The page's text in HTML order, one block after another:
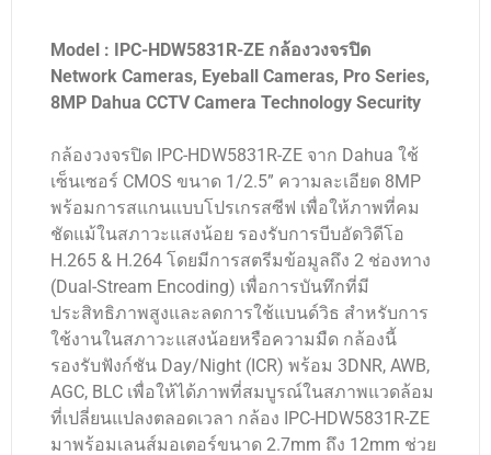
Model : IPC-HDW5831R-ZE กล้องวงจรปิด
Network Cameras, Eyeball Cameras, Pro Series,
8MP Dahua CCTV Camera Technology Security
กล้องวงจรปิด IPC-HDW5831R-ZE จาก Dahua ใช้
เซ็นเซอร์ CMOS ขนาด 1/2.5” ความละเอียด 8MP
พร้อมการสแกนแบบโปรเกรสซีฟ เพื่อให้ภาพที่คม
ชัดแม้ในสภาวะแสงน้อย รองรับการบีบอัดวิดีโอ
H.265 & H.264 โดยมีการสตรีมข้อมูลถึง 2 ช่องทาง
(dual-Stream Encoding) เพื่อการบันทึกที่มี
ประสิทธิภาพสูงและลดการใช้แบนด์วิธ สำหรับการ
ใช้งานในสภาวะแสงน้อยหรือความมืด กล้องนี้
รองรับฟังก์ชัน Day/Night (ICR) พร้อม 3DNR, AWB,
AGC, BLC เพื่อให้ได้ภาพที่สมบูรณ์ในสภาพแวดล้อม
ที่เปลี่ยนแปลงตลอดเวลา กล้อง IPC-HDW5831R-ZE
มาพร้อมเลนส์มอเตอร์ขนาด 2.7mm ถึง 12mm ช่วย